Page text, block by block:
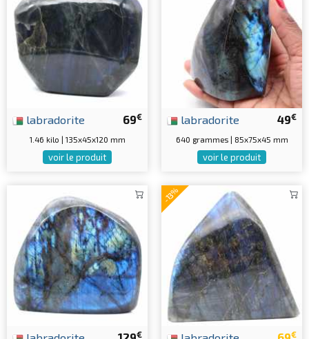
69€
labradorite
1.46 kilo | 135x45x120 mm
voir le produit
49€
labradorite
640 grammes | 85x75x45 mm
voir le produit
€
-13%
€